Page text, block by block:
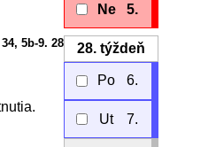
34, 5b-9. 28
Ne 5.
28.týždeň
Po 6.
Ut 7.